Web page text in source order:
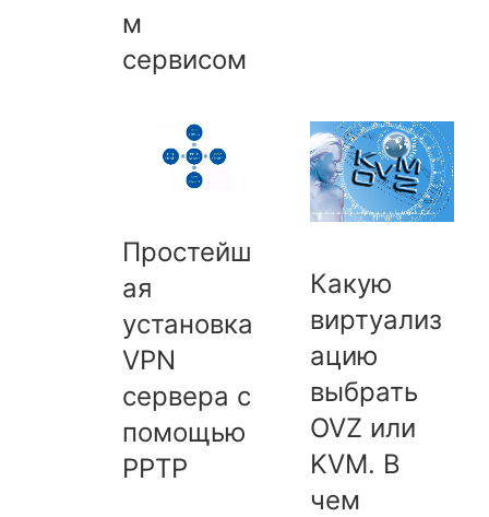
м
сервисом
Простейш
ая
установка
VPN
сервера с
помощью
PPTP
Какую
виртуализ
ацию
выбрать
OVZ или
KVM. В
чем